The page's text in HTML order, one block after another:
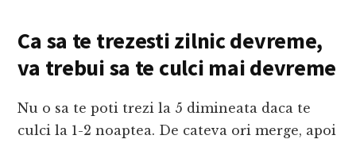
Ca sa te trezesti zilnic devreme,
va trebui sa te culci mai devreme
Nu o sa te poti trezi la 5 dimineata daca te
culci la 1-2 noaptea. De cateva ori merge, apoi